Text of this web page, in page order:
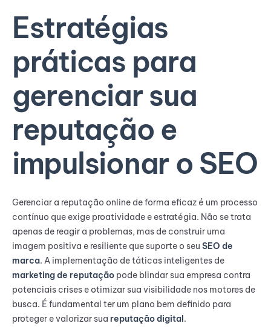
Estratégias
práticas para
gerenciar sua
reputação e
impulsionar o SEO
Gerenciar a reputação online de forma eficaz é um processo
contínuo que exige proatividade e estratégia. Não se trata
apenas de reagir a problemas, mas de construir uma
imagem positiva e resiliente que suporte o seu SEO de
marca. A implementação de táticas inteligentes de
marketing de reputação pode blindar sua empresa contra
potenciais crises e otimizar sua visibilidade nos motores de
busca. É fundamental ter um plano bem definido para
proteger e valorizar sua reputação digital.